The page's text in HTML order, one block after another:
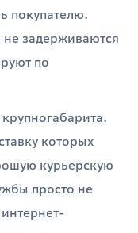
покупателю.
задерживаются
по
которых
курьерскую
просто не